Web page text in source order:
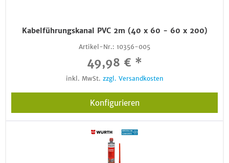
Kabelführungskanal PVC 2m (40 x 60 - 60 x 200)
Artikel-Nr.: 10356-005
49,98 € *
inkl. MwSt. zzgl. Versandkosten
Konfigurieren